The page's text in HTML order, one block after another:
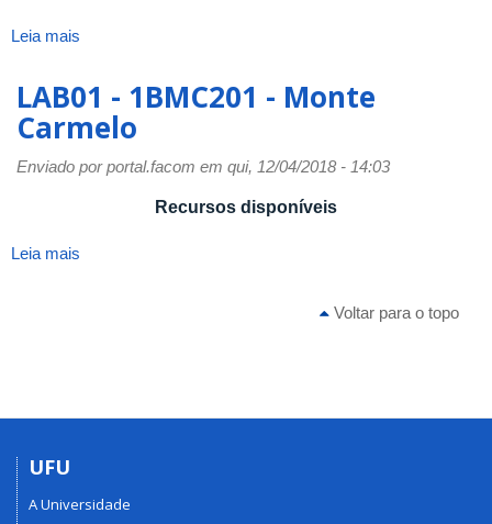
Leia mais
1BMC202
-
Carmelo
LAB01 - 1BMC201 - Monte
Carmelo
Enviado porportal.facom em qui, 12/04/2018 - 14:03
Recursos disponíveis
Leia mais
Voltar para o topo
UFU
A Universidade